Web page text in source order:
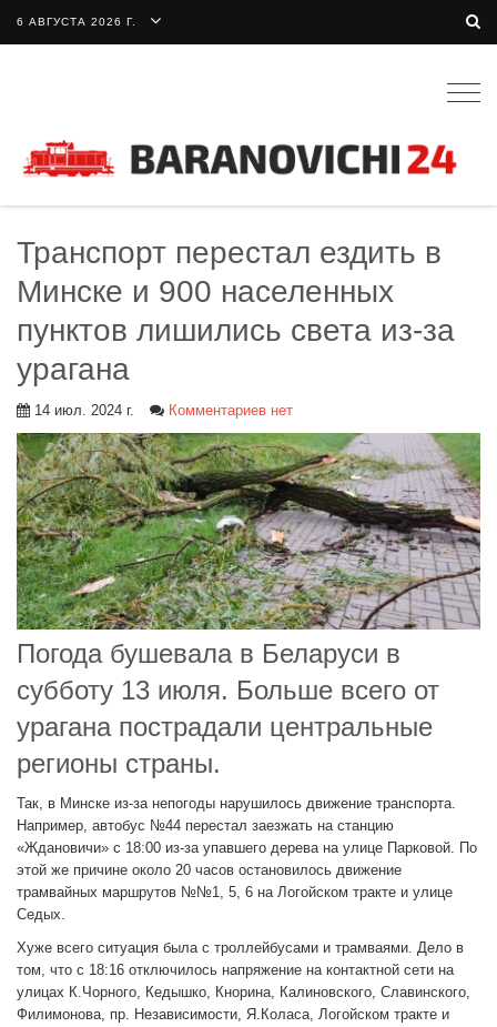
6 АВГУСТА 2026 Г.
Транспорт перестал ездить в
Минске и 900 населенных
пунктов лишились света из-за
урагана
14 июл. 2024 г. Комментариев нет
Погода бушевала в Беларуси в
субботу 13 июля. Больше всего от
урагана пострадали центральные
регионы страны.
Так, в Минске из-за непогоды нарушилось движение транспорта.
Например, автобус №44 перестал заезжать на станцию
«Ждановичи» с 18:00 из-за упавшего дерева на улице Парковой. По
этой же причине около 20 часов остановилось движение
трамвайных маршрутов №№1, 5, 6 на Логойском тракте и улице
Седых.
Хуже всего ситуация была с троллейбусами и трамваями. Дело в
том, что с 18:16 отключилось напряжение на контактной сети на
улицах К.Чорного, Кедышко, Кнорина, Калиновского, Славинского,
Филимонова, пр. Независимости, Я.Коласа, Логойском тракте и